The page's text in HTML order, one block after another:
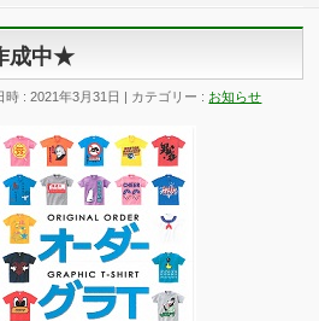
成中★
時 : 2021年3月31日 カテゴリー : お知らせ